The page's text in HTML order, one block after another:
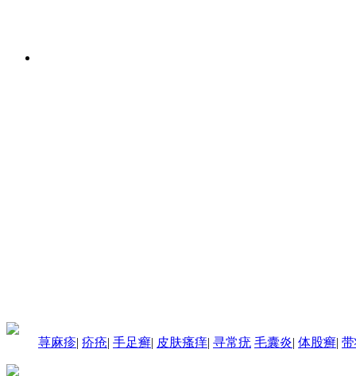
荨麻疹| 疥疮| 手足癣| 皮肤瘙痒| 寻常疣 毛囊炎| 体股癣|